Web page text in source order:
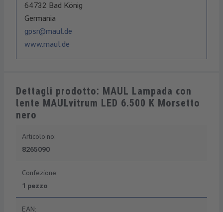
64732 Bad König
Germania
gpsr@maul.de
www.maul.de
Dettagli prodotto: MAUL Lampada con
lente MAULvitrum LED 6.500 K Morsetto
nero
Articolo no:
8265090
Confezione:
1 pezzo
EAN: